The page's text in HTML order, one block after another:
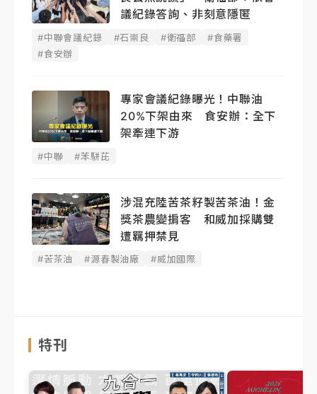
議紀錄答詢、非刻意隱匿
#中聯會議紀錄 #石崇良 #衛福部
#食藥署
#食安辦
專家會議紀錄曝光！中聯油
20%下架由來 食安辦：全下
架牽連下游
#中聯 #苯駢芘
涉混充陸苦茶籽製苦茶油！金
獎茶農變掮客 和威加採購雙
遭羈押禁見
#苦茶油 #源春製油廠 #威加國際
特刊